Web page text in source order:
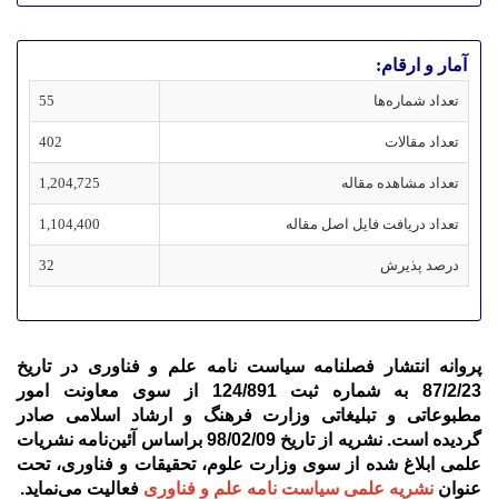
آمار و ارقام:
تعداد شماره‌ها 55
تعداد مقالات 402
تعداد مشاهده مقاله 1,204,725
تعداد دریافت فایل اصل مقاله 1,104,400
درصد پذیرش 32
پروانه انتشار فصلنامه سیاست نامه علم و فناوری در تاریخ
87/2/23 به شماره ثبت 124/891 از سوی معاونت امور
مطبوعاتی و تبلیغاتی وزارت فرهنگ و ارشاد اسلامی صادر
گردیده است. نشریه
از تاریخ 98/02/09 براساس آئین‌نامه نشریات
علمی ابلاغ شده از سوی وزارت علوم، تحقیقات و فناوری، تحت
عنوان نشریه علمی سیاست نامه علم و فناوری فعالیت می‌نماید.